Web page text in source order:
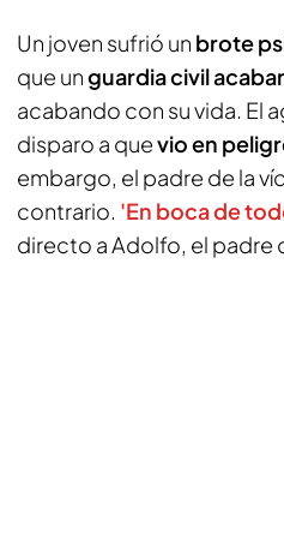
Un joven sufrió un brote
que unguardia civil
acabando con su vida. El
disparo a quevio en
embargo, el padre de la
contrario. 'En boca de
directo a Adolfo, el padre